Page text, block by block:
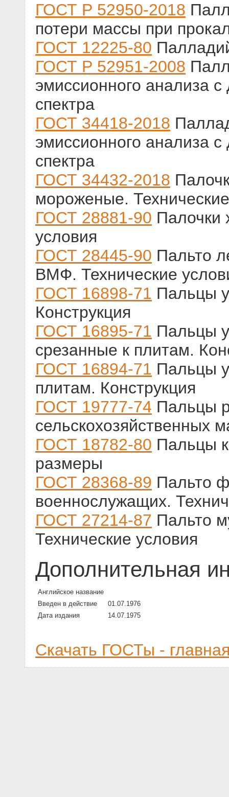
ГОСТ Р 52950-2018
потери массы при
ГОСТ 12225-80
ГОСТ Р 52951-2008
эмиссионного анализа
спектра
ГОСТ 34418-2018
эмиссионного анализа
спектра
ГОСТ 34432-2018
мороженые.
ГОСТ 28881-90 Палочки
условия
ГОСТ 28445-90 Пальто
ВМФ. Технические
ГОСТ 16898-71 Пальцы
Конструкция
ГОСТ 16895-71 Пальцы
срезанные к плитам.
ГОСТ 16894-71 Пальцы
плитам. Конструкция
ГОСТ 19777-74 Пальцы
сельскохозяйственных
ГОСТ 18782-80 Пальцы
размеры
ГОСТ 28368-89 Пальто
военнослужащих.
ГОСТ 27214-87 Пальто
Технические условия
Дополнительная
Английское название
Введен в действие
01.07.1976
Дата издания
14.07.1975
Скачать ГОСТы -